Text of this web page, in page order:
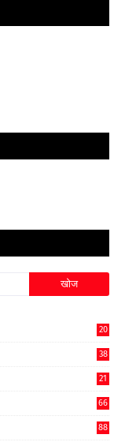
20
38
21
66
88